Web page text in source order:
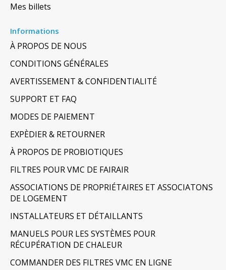
Mes billets
Informations
À PROPOS DE NOUS
CONDITIONS GÉNÉRALES
AVERTISSEMENT & CONFIDENTIALITÉ
SUPPORT ET FAQ
MODES DE PAIEMENT
EXPÈDIER & RETOURNER
À PROPOS DE PROBIOTIQUES
FILTRES POUR VMC DE FAIRAIR
ASSOCIATIONS DE PROPRIÉTAIRES ET ASSOCIATONS
DE LOGEMENT
INSTALLATEURS ET DÉTAILLANTS
MANUELS POUR LES SYSTÈMES POUR
RÉCUPÉRATION DE CHALEUR
COMMANDER DES FILTRES VMC EN LIGNE